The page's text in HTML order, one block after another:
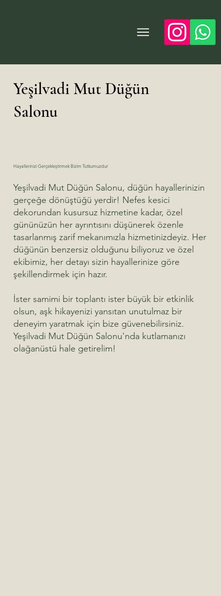
Yeşilvadi Mut Düğün
Salonu
Hayallerinizi Gerçekleştirmek Bizim Tutkumuzdur
Yeşilvadi Mut Düğün Salonu, düğün hayallerinizin
gerçeğe dönüştüğü yerdir! Nefes kesici
dekorundan kusursuz hizmetine kadar, özel
gününüzün her ayrıntısını düşünerek özenle
tasarlanmış zarif mekanımızla hizmetinizdeyiz. Her
düğünün benzersiz olduğunu biliyoruz ve özel
ekibimiz, her detayı sizin hayallerinize göre
şekillendirmek için hazır.
İster samimi bir toplantı ister büyük bir etkinlik
olsun, aşk hikayenizi yansıtan unutulmaz bir
deneyim yaratmak için bize güvenebilirsiniz.
Yeşilvadi Mut Düğün Salonu'nda kutlamanızı
olağanüstü hale getirelim!